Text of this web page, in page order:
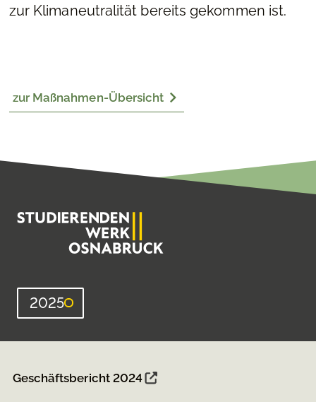
zur Klimaneutralität bereits gekommen ist.
zur Maßnahmen-Übersicht
2025
Geschäftsbericht 2024